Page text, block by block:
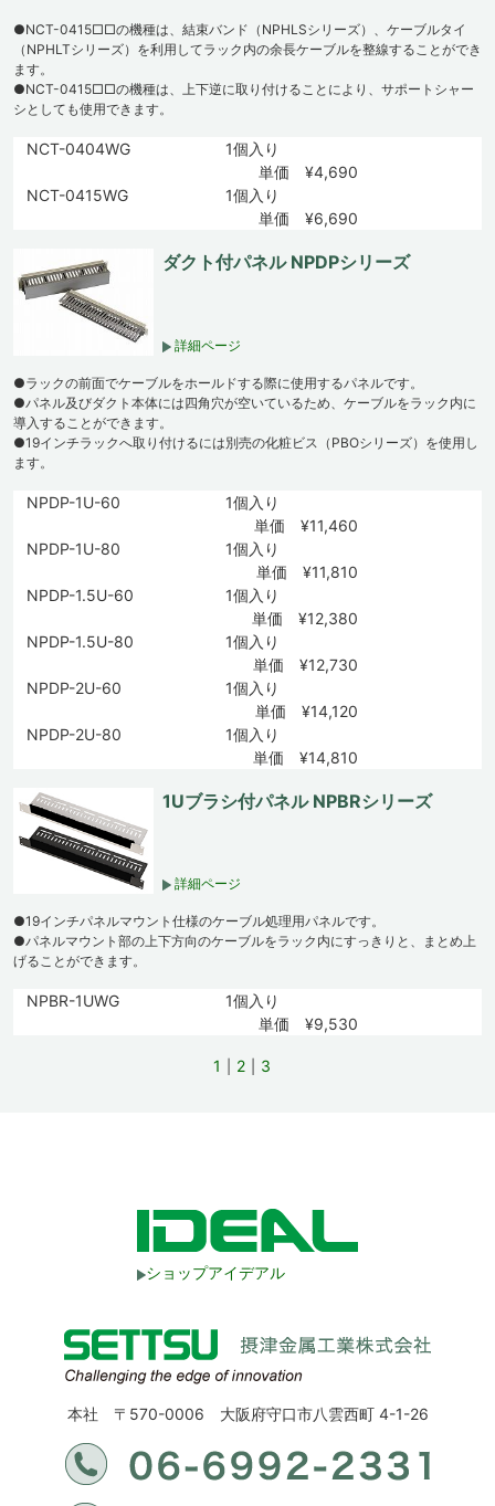
●NCT-0415□□の機種は、結束バンド（NPHLSシリーズ）、ケーブルタイ
（NPHLTシリーズ）を利用してラック内の余長ケーブルを整線することができ
ます。
●NCT-0415□□の機種は、上下逆に取り付けることにより、サポートシャー
シとしても使用できます。
NCT-0404WG
1個入り
単価 ¥4,690
NCT-0415WG
1個入り
単価 ¥6,690
ダクト付パネル NPDPシリーズ
詳細ページ
●ラックの前面でケーブルをホールドする際に使用するパネルです。
●パネル及びダクト本体には四角穴が空いているため、ケーブルをラック内に
導入することができます。
●19インチラックへ取り付けるには別売の化粧ビス（PBOシリーズ）を使用し
ます。
NPDP-1U-60
1個入り
単価 ¥11,460
NPDP-1U-80
1個入り
単価 ¥11,810
NPDP-1.5U-60
1個入り
単価 ¥12,380
NPDP-1.5U-80
1個入り
単価 ¥12,730
NPDP-2U-60
1個入り
単価 ¥14,120
NPDP-2U-80
1個入り
単価 ¥14,810
1Uブラシ付パネル NPBRシリーズ
詳細ページ
●19インチパネルマウント仕様のケーブル処理用パネルです。
●パネルマウント部の上下方向のケーブルをラック内にすっきりと、まとめ上
げることができます。
NPBR-1UWG
1個入り
単価 ¥9,530
1 2 3
ショップアイデアル
本社 〒570-0006 大阪府守口市八雲西町 4-1-26